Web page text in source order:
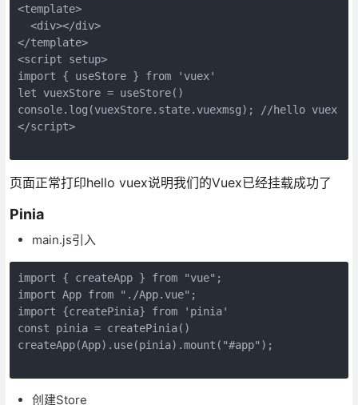
<template>
<div></div>
</template>
<script setup>
import { useStore } from 'vuex'
let vuexStore = useStore()
console.log(vuexStore.state.vuexmsg); //hello vuex
</script>
页面正常打印hello vuex说明我们的Vuex已经挂载成功了
Pinia
main.js引入
import { createApp } from "vue";
import App from "./App.vue";
import {createPinia} from 'pinia'
const pinia = createPinia()
createApp(App).use(pinia).mount("#app");
创建Store